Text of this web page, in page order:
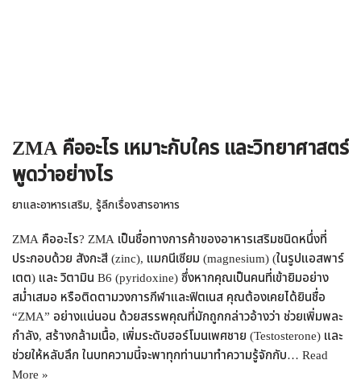
ZMA คืออะไร เหมาะกับใคร และวิทยาศาสตร์
พูดว่าอย่างไร
ยาและอาหารเสริม, รู้ลึกเรื่องสารอาหาร
ZMA คืออะไร? ZMA เป็นชื่อทางการค้าของอาหารเสริมชนิดหนึ่งที่
ประกอบด้วย สังกะสี (zinc), แมกนีเซียม (magnesium) (ในรูปแอสพาร์
เตต) และ วิตามิน B6 (pyridoxine) ซึ่งหากคุณเป็นคนที่เข้ายิมอย่าง
สม่ำเสมอ หรือติดตามวงการกีฬาและฟิตเนส คุณต้องเคยได้ยินชื่อ
“ZMA” อย่างแน่นอน ด้วยสรรพคุณที่มักถูกกล่าวอ้างว่า ช่วยเพิ่มพละ
กำลัง, สร้างกล้ามเนื้อ, เพิ่มระดับฮอร์โมนเพศชาย (Testosterone) และ
ช่วยให้หลับลึก ในบทความนี้จะพาทุกท่านมาทำความรู้จักกับ… Read
More »